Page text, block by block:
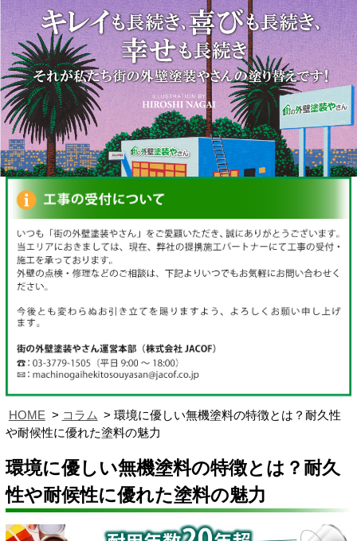
HOME コラム
環境に優しい無機塗料の特徴とは？耐久性
や耐候性に優れた塗料の魅力
環境に優しい無機塗料の特徴とは？耐久
性や耐候性に優れた塗料の魅力